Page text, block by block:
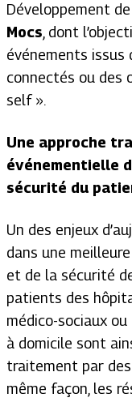
Développement
Mocs , dont
événements issus
connectés ou des
self ».
Une approche
événementielle
sécurité du
Un des enjeux
dans une
et de la sécurité
patients des
médico-sociaux
à domicile sont
traitement par
même façon, les